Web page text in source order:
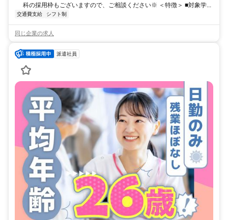
科の採用枠もございますので、ご相談ください※ ＜特徴＞ ■対象学...
交通費支給 シフト制
同じ企業の求人
派遣社員